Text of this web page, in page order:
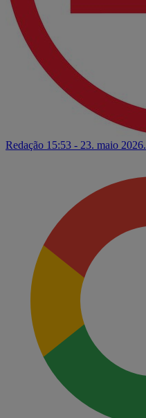
Redação 15:53 - 23. maio 2026.